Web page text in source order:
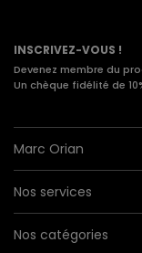
INSCRIVEZ-VOUS !
Devenez membre du
Un chèque fidélité de
Marc Orian
Nos services
Nos catégories